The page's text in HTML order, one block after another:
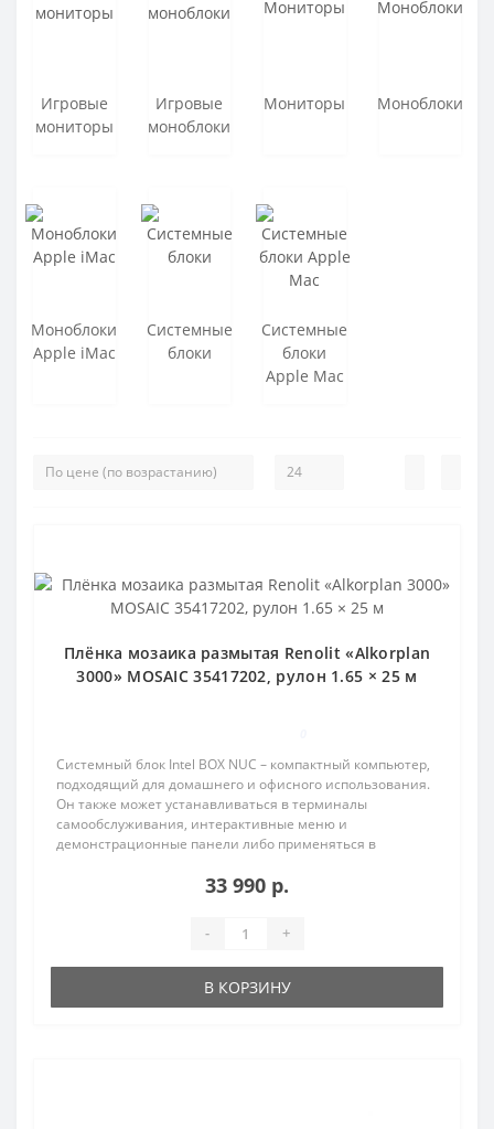
Подключение к Интернет (3G / 4G)
Презентеры
Роутеры и сетевое оборудование
Сетевые адаптеры для ноутбуков
Флеш накопители
Игровые
мониторы
Игровые
моноблоки
Мониторы Моноблоки
Моноблоки
Apple iMac
Системные
блоки
Системные
блоки
Apple Mac
Плёнка мозаика размытая Renolit «Alkorplan
3000» MOSAIC 35417202, рулон 1.65 × 25 м
Системный блок Intel BOX NUC – компактный компьютер,
подходящий для домашнего и офисного использования.
Он также может устанавливаться в терминалы
самообслуживания, интерактивные меню и
демонстрационные панели либо применяться в
33 990 р.
- +
В КОРЗИНУ